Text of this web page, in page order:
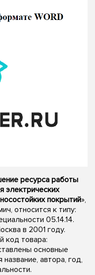
ресурса работы
электрических
покрытий»,
относится к типу:
05.14.14.
в 2001 году.
код товара:
основные
автора, год,